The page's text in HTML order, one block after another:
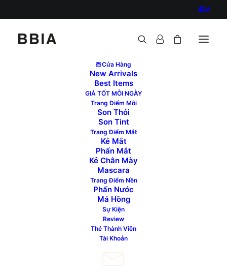
Cửa Hàng
New Arrivals
Best Items
GIÁ TỐT MỖI NGÀY
Trang Điểm Môi
Son Thỏi
Son Tint
Trang Điểm Mắt
Kẻ Mắt
Phấn Mắt
Kẻ Chân Mày
Mascara
Trang Điểm Nền
Phấn Nước
Má Hồng
Sự Kiện
Review
Thẻ Thành Viên
Tài Khoản
Phone Number
028 62740330